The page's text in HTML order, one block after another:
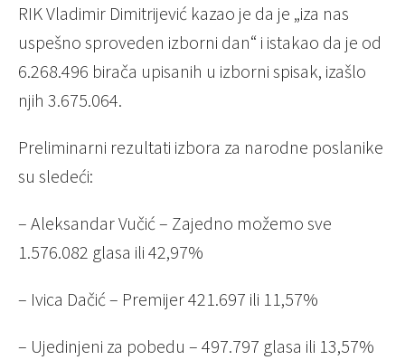
RIK Vladimir Dimitrijević kazao je da je „iza nas
uspešno sproveden izborni dan“ i istakao da je od
6.268.496 birača upisanih u izborni spisak, izašlo
njih 3.675.064.
Preliminarni rezultati izbora za narodne poslanike
su sledeći:
– Aleksandar Vučić – Zajedno možemo sve
1.576.082 glasa ili 42,97%
– Ivica Dačić – Premijer 421.697 ili 11,57%
– Ujedinjeni za pobedu – 497.797 glasa ili 13,57%